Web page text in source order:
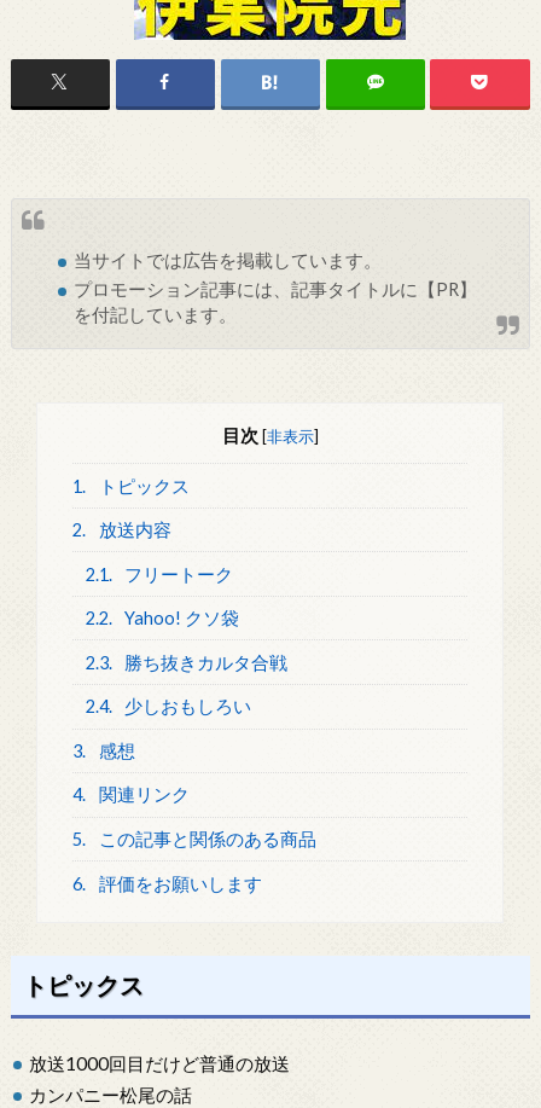
当サイトでは広告を掲載しています。
プロモーション記事には、記事タイトルに【PR】
を付記しています。
目次 [非表示]
1. トピックス
2. 放送内容
2.1. フリートーク
2.2. Yahoo! クソ袋
2.3. 勝ち抜きカルタ合戦
2.4. 少しおもしろい
3. 感想
4. 関連リンク
5. この記事と関係のある商品
6. 評価をお願いします
トピックス
放送1000回目だけど普通の放送
カンパニー松尾の話